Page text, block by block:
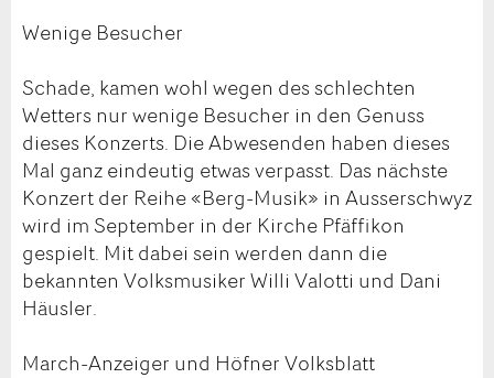
Wenige Besucher
Schade, kamen wohl wegen des schlechten
Wetters nur wenige Besucher in den Genuss
dieses Konzerts. Die Abwesenden haben dieses
Mal ganz eindeutig etwas verpasst. Das nächste
Konzert der Reihe «Berg-Musik» in Ausserschwyz
wird im September in der Kirche Pfäffikon
gespielt. Mit dabei sein werden dann die
bekannten Volksmusiker Willi Valotti und Dani
Häusler.
March-Anzeiger und Höfner Volksblatt